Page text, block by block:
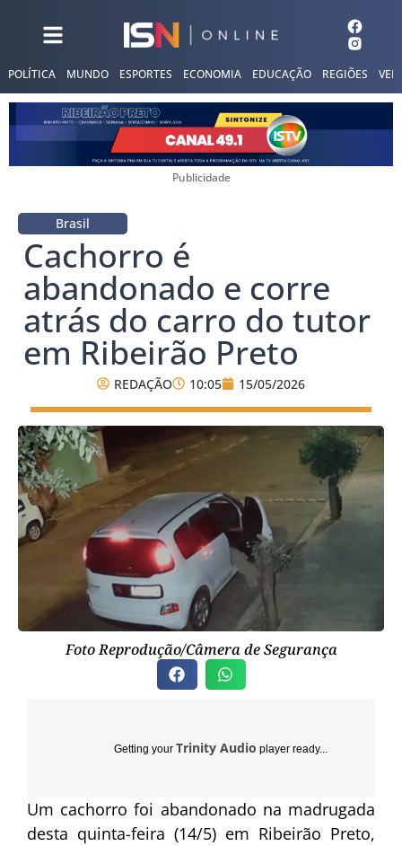
POLÍTICA MUNDO ESPORTES ECONOMIA EDUCAÇÃO REGIÕES
Publicidade
Brasil
Cachorro é
abandonado e corre
atrás do carro do tutor
em Ribeirão Preto
REDAÇÃO 10:05 15/05/2026
Foto Reprodução/Câmera de Segurança
Getting your Trinity Audio player ready...
Um cachorro foi abandonado na madrugada
desta quinta-feira (14/5) em Ribeirão Preto,